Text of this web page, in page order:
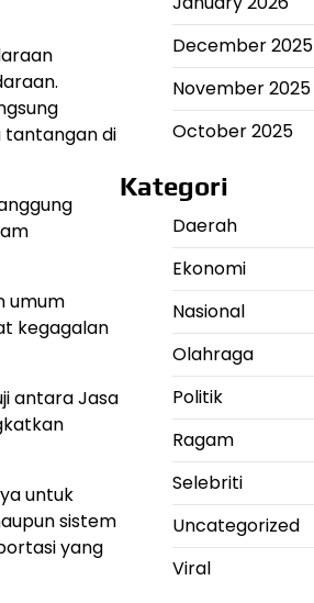
tantangan di
umum
kegagalan
antara Jasa
untuk
sistem
yang
December 2025
November 2025
October 2025
Kategori
Daerah
Ekonomi
Nasional
Olahraga
Politik
Ragam
Selebriti
Uncategorized
Viral